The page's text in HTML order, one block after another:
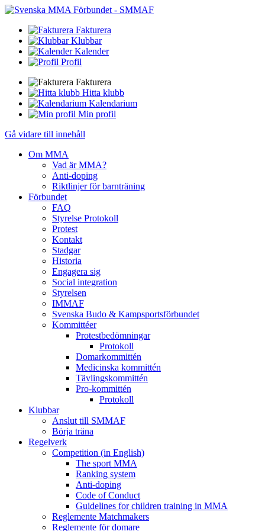
Fakturera
Klubbar
Kalender
Profil
Fakturera
Hitta klubb
Kalendarium
Min profil
Gå vidare till innehåll
Om MMA
Vad är MMA?
Anti-doping
Riktlinjer för barnträning
Förbundet
FAQ
Styrelse Protokoll
Protest
Kontakt
Stadgar
Historia
Engagera sig
Social integration
Styrelsen
IMMAF
Svenska Budo & Kampsportsförbundet
Kommittéer
Protestbedömningar
Protokoll
Domarkommittén
Medicinska kommittén
Tävlingskommittén
Pro-kommittén
Protokoll
Klubbar
Anslut till SMMAF
Börja träna
Regelverk
Competition (in English)
The sport MMA
Ranking system
Anti-doping
Code of Conduct
Guidelines for children training in MMA
Reglemente Matchmakers
Reglemente för domare